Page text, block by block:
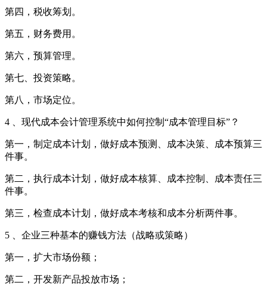
第四，税收筹划。
第五，财务费用。
第六，预算管理。
第七、投资策略。
第八，市场定位。
4 、现代成本会计管理系统中如何控制“成本管理目标”？
第一，制定成本计划，做好成本预测、成本决策、成本预算三
件事。
第二，执行成本计划，做好成本核算、成本控制、成本责任三
件事。
第三，检查成本计划，做好成本考核和成本分析两件事。
5 、企业三种基本的赚钱方法（战略或策略）
第一，扩大市场份额；
第二，开发新产品投放市场；